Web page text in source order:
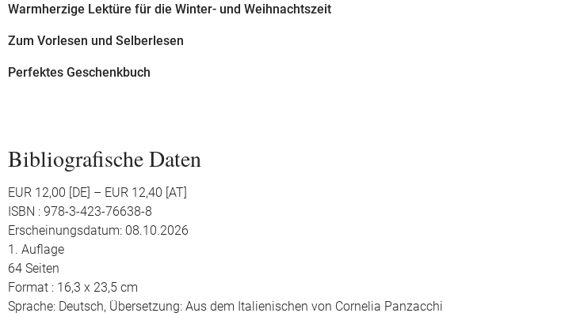
Warmherzige Lektüre für die Winter- und Weihnachtszeit
Zum Vorlesen und Selberlesen
Perfektes Geschenkbuch
Bibliografische Daten
EUR 12,00 [DE] – EUR 12,40 [AT]
ISBN : 978-3-423-76638-8
Erscheinungsdatum: 08.10.2026
1. Auflage
64 Seiten
Format : 16,3 x 23,5 cm
Sprache: Deutsch, Übersetzung: Aus dem Italienischen von Cornelia Panzacchi